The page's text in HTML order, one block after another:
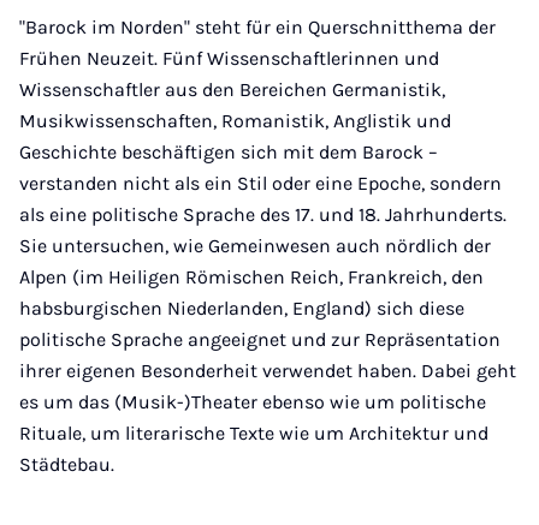
"Barock im Norden" steht für ein Querschnitthema der
Frühen Neuzeit. Fünf Wissenschaftlerinnen und
Wissenschaftler aus den Bereichen Germanistik,
Musikwissenschaften, Romanistik, Anglistik und
Geschichte beschäftigen sich mit dem Barock –
verstanden nicht als ein Stil oder eine Epoche, sondern
als eine politische Sprache des 17. und 18. Jahrhunderts.
Sie untersuchen, wie Gemeinwesen auch nördlich der
Alpen (im Heiligen Römischen Reich, Frankreich, den
habsburgischen Niederlanden, England) sich diese
politische Sprache angeeignet und zur Repräsentation
ihrer eigenen Besonderheit verwendet haben. Dabei geht
es um das (Musik-)Theater ebenso wie um politische
Rituale, um literarische Texte wie um Architektur und
Städtebau.